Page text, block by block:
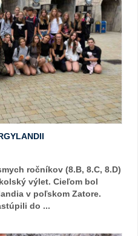
ročníkov (8.B, 8.C, 8.D)
výlet. Cieľom bol
v poľskom Zatore.
do ...